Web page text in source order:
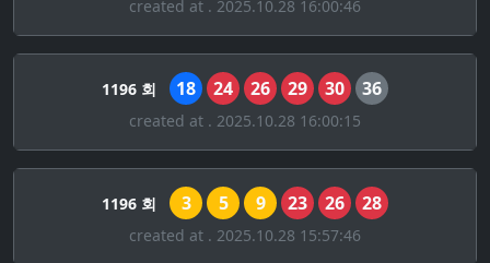
created at . 2025.10.28 16:00:46
1196 회 18 24 26 29 30 36
created at . 2025.10.28 16:00:15
1196 회 3 5 9 23 26 28
created at . 2025.10.28 15:57:46